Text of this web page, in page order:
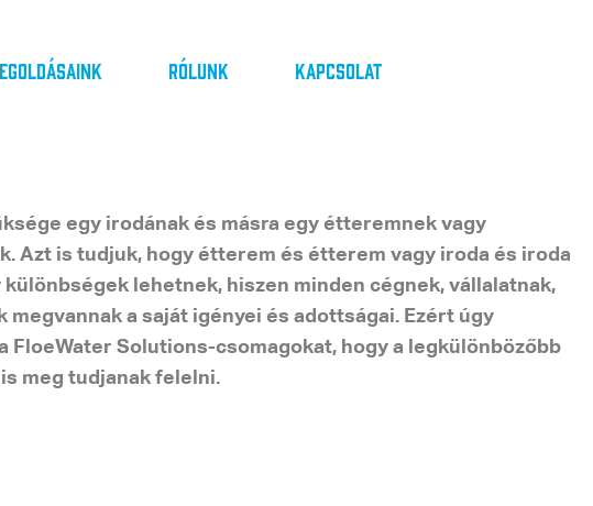
Rólunk Kapcsolat
egy irodának és másra egy étteremnek vagy
Azt is tudjuk, hogy étterem és étterem vagy iroda és iroda
különbségek lehetnek, hiszen minden cégnek, vállalatnak,
megvannak a saját igényei és adottságai. Ezért úgy
FloeWater Solutions-csomagokat, hogy a legkülönbözőbb
meg tudjanak felelni.